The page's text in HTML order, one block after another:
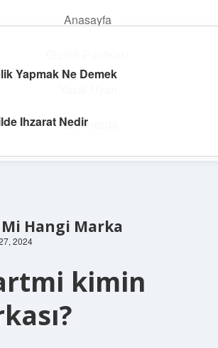
Anasayfa
Hakkımızda
Bilgi Durağı
hikayelerle gününü şenlendir!
Hangi Marka
2024
kimin
Yapmak Ne Demek
Ihzarat Nedir